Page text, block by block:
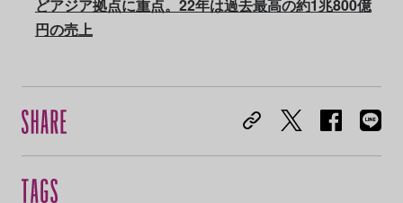
どアジア拠点に重点。22年は過去最高の約1兆800億
円の売上